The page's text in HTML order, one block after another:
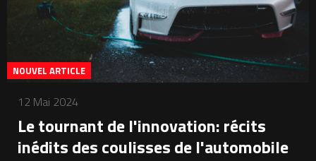
NOUVEL ARTICLE
12 Mai 2024
Le tournant de l'innovation: récits
inédits des coulisses de l'automobile